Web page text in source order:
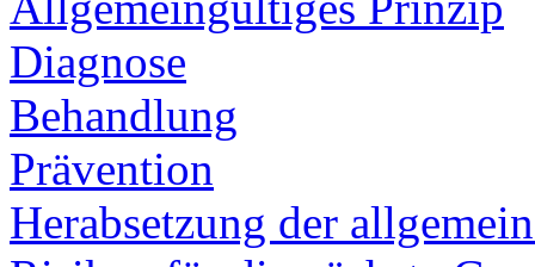
Diagnose
Behandlung
Prävention
Herabsetzung der